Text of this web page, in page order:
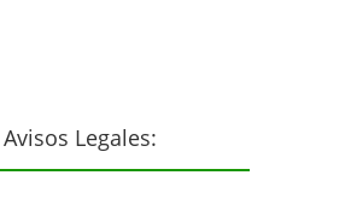
Avisos Legales: